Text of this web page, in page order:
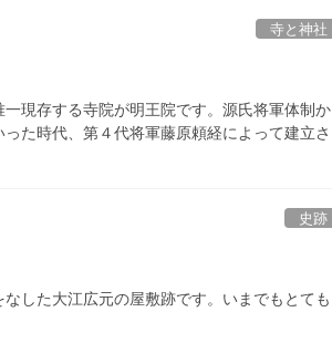
寺と神社
現存する寺院が明王院です。源氏将軍体制か
た時代、第４代将軍藤原頼経によって建立さ
史跡
した大江広元の屋敷跡です。いまでもとても